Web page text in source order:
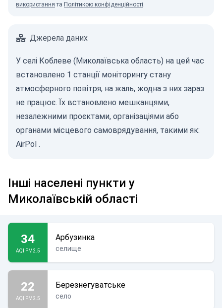
використання та Політикою конфіденційності.
Джерела даних
У селі Коблеве (Миколаївська область) на цей час
встановлено 1 станції моніторингу стану
атмосферного повітря, на жаль, жодна з них зараз
не працює. Їх встановлено мешканцями,
незалежними проєктами, організаціями або
органами місцевого самоврядування, такими як:
AirPol .
Інші населені пункти у
Миколаївській області
34
AQI PM2.5
Арбузинка
селище
22
AQI PM2.5
Березнегуватське
село